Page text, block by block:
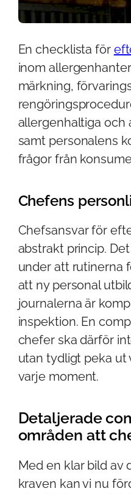
En checklista för
inom
märkning,
allergenhaltiga och
samt personalens
frågor från
Chefens
Chefsansvar för
abstrakt princip.
under att rutinerna
att ny personal
journalerna är
inspektion. En
chefer ska därför
utan tydligt peka ut
varje moment.
Detaljerade
områden att
Med en klar bild av
kraven kan vi nu